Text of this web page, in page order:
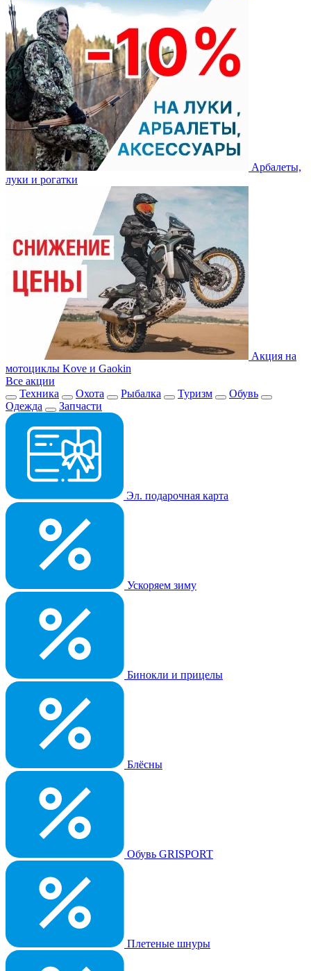
Арбалеты,
луки и рогатки
Акция на
мотоциклы Kove и Gaokin
Все акции
Техника
Охота Рыбалка Туризм
Обувь
Одежда
Запчасти
Эл. подарочная карта
Ускоряем зиму
Бинокли и прицелы
Блёсны
Обувь GRISPORT
Плетеные шнуры